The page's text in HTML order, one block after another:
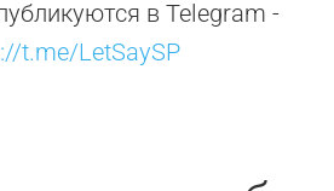
в Telegram -
t.me/LetSaySP